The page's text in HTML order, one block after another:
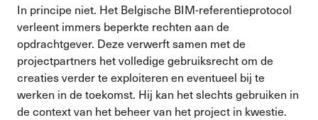
In principe niet. Het Belgische BIM-referentieprotocol
verleent immers beperkte rechten aan de
opdrachtgever. Deze verwerft samen met de
projectpartners het volledige gebruiksrecht om de
creaties verder te exploiteren en eventueel bij te
werken in de toekomst. Hij kan het slechts gebruiken in
de context van het beheer van het project in kwestie.